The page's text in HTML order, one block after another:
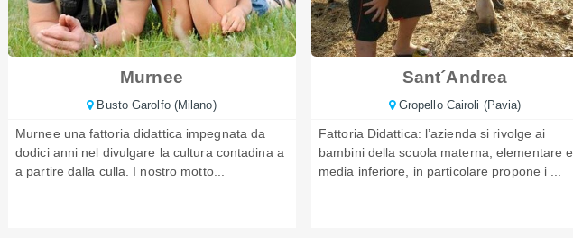
Murnee
Busto Garolfo (Milano)
Murnee una fattoria didattica impegnata da
dodici anni nel divulgare la cultura contadina a
a partire dalla culla. I nostro motto...
Sant´Andrea
Gropello Cairoli (Pavia)
Fattoria Didattica: l’azienda si rivolge ai
bambini della scuola materna, elementare e
media inferiore, in particolare propone i ...